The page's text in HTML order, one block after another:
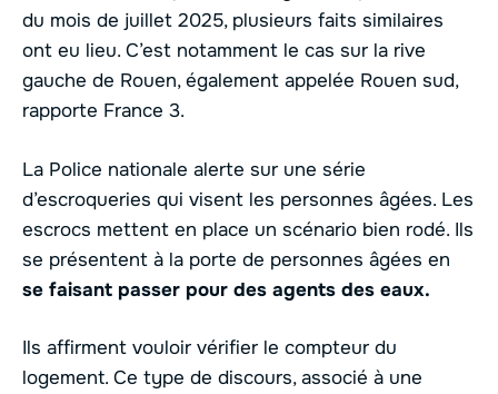
du mois de juillet 2025, plusieurs faits similaires
ont eu lieu. C’est notamment le cas sur la rive
gauche de Rouen, également appelée Rouen sud,
rapporte France 3.
La Police nationale alerte sur une série
d’escroqueries qui visent les personnes âgées. Les
escrocs mettent en place un scénario bien rodé. Ils
se présentent à la porte de personnes âgées en
se faisant passer pour des agents des eaux.
Ils affirment vouloir vérifier le compteur du
logement. Ce type de discours, associé à une